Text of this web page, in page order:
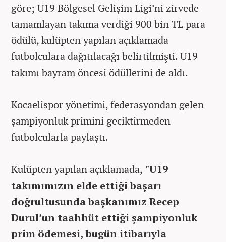
göre; U19 Bölgesel Gelişim Ligi’ni zirvede
tamamlayan takıma verdiği 900 bin TL para
ödülü, kulüpten yapılan açıklamada
futbolculara dağıtılacağı belirtilmişti. U19
takımı bayram öncesi ödüllerini de aldı.
Kocaelispor yönetimi, federasyondan gelen
şampiyonluk primini geciktirmeden
futbolcularla paylaştı.
Kulüpten yapılan açıklamada, "U19
takımımızın elde ettiği başarı
doğrultusunda başkanımız Recep
Durul’un taahhüt ettiği şampiyonluk
prim ödemesi, bugün itibarıyla